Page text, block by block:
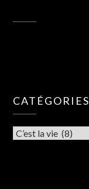
CATÉGORIES